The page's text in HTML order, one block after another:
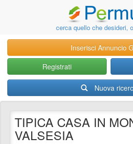
cerca quello che desideri,
Inserisci Annuncio
Registrati
Nuova
TIPICA CASA IN
VALSESIA